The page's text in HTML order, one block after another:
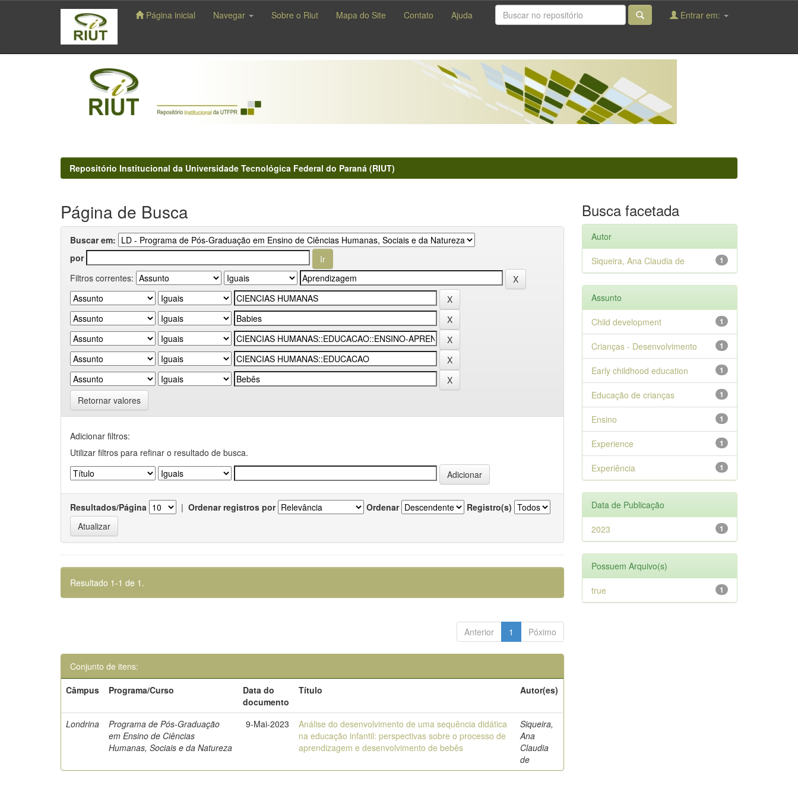
navigation
Página inicial Navegar Sobre o Riut Mapa do Site Contato Ajuda Entrar em:
Repositório Institucional da Universidade Tecnológica Federal do Paraná (RIUT)
Página de Busca
Buscar em:
por
Filtros correntes:
Retornar valores
Adicionar filtros:
Utilizar filtros para refinar o resultado de busca.
Resultados/Página | Ordenar registros por Ordenar Registro(s)
Resultado 1-1 de 1.
Anterior 1 Póximo
Conjunto de itens:
Câmpus
Programa/Curso
Data do
documento
Título Autor(es)
Londrina
Programa de Pós-Graduação
em Ensino de Ciências
Humanas, Sociais e da Natureza
9-Mai-2023
Análise do desenvolvimento de uma sequência didática
na educação infantil: perspectivas sobre o processo de
aprendizagem e desenvolvimento de bebês
Siqueira,
Ana
Claudia
de
Busca facetada
Autor
1
Siqueira, Ana Claudia de
Assunto
1
Child development
1
Crianças - Desenvolvimento
1
Early childhood education
1
Educação de crianças
1
Ensino
1
Experience
1
Experiência
Data de Publicação
1
2023
Possuem Arquivo(s)
1
true